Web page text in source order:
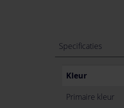
Specificaties
Kleur
Primaire kleur